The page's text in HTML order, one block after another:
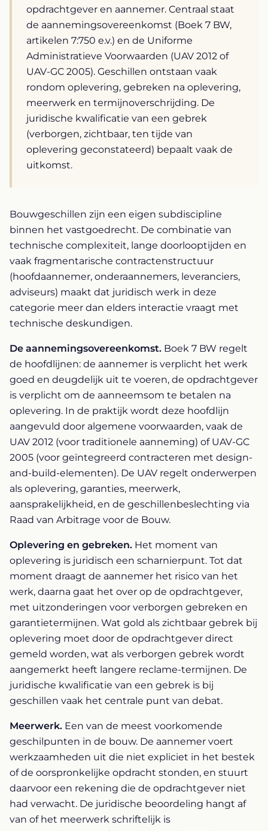
opdrachtgever en aannemer. Centraal staat
de aannemingsovereenkomst (Boek 7 BW,
artikelen 7:750 e.v.) en de Uniforme
Administratieve Voorwaarden (UAV 2012 of
UAV-GC 2005). Geschillen ontstaan vaak
rondom oplevering, gebreken na oplevering,
meerwerk en termijnoverschrijding. De
juridische kwalificatie van een gebrek
(verborgen, zichtbaar, ten tijde van
oplevering geconstateerd) bepaalt vaak de
uitkomst.
Bouwgeschillen zijn een eigen subdiscipline
binnen het vastgoedrecht. De combinatie van
technische complexiteit, lange doorlooptijden en
vaak fragmentarische contractenstructuur
(hoofdaannemer, onderaannemers, leveranciers,
adviseurs) maakt dat juridisch werk in deze
categorie meer dan elders interactie vraagt met
technische deskundigen.
De aannemingsovereenkomst. Boek 7 BW regelt
de hoofdlijnen: de aannemer is verplicht het werk
goed en deugdelijk uit te voeren, de opdrachtgever
is verplicht om de aanneemsom te betalen na
oplevering. In de praktijk wordt deze hoofdlijn
aangevuld door algemene voorwaarden, vaak de
UAV 2012 (voor traditionele aanneming) of UAV-GC
2005 (voor geïntegreerd contracteren met design-
and-build-elementen). De UAV regelt onderwerpen
als oplevering, garanties, meerwerk,
aansprakelijkheid, en de geschillenbeslechting via
Raad van Arbitrage voor de Bouw.
Oplevering en gebreken. Het moment van
oplevering is juridisch een scharnierpunt. Tot dat
moment draagt de aannemer het risico van het
werk, daarna gaat het over op de opdrachtgever,
met uitzonderingen voor verborgen gebreken en
garantietermijnen. Wat gold als zichtbaar gebrek bij
oplevering moet door de opdrachtgever direct
gemeld worden, wat als verborgen gebrek wordt
aangemerkt heeft langere reclame-termijnen. De
juridische kwalificatie van een gebrek is bij
geschillen vaak het centrale punt van debat.
Meerwerk. Een van de meest voorkomende
geschilpunten in de bouw. De aannemer voert
werkzaamheden uit die niet expliciet in het bestek
of de oorspronkelijke opdracht stonden, en stuurt
daarvoor een rekening die de opdrachtgever niet
had verwacht. De juridische beoordeling hangt af
van of het meerwerk schriftelijk is